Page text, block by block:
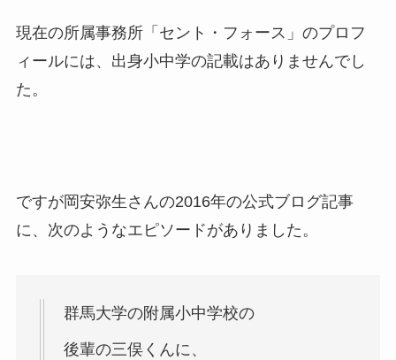
現在の所属事務所「セント・フォース」のプロフ
ィールには、出身小中学の記載はありませんでし
た。
ですが岡安弥生さんの2016年の公式ブログ記事
に、次のようなエピソードがありました。
群馬大学の附属小中学校の
後輩の三俣くんに、